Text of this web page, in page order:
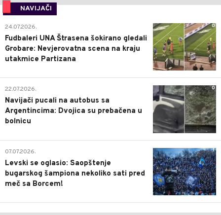
NAVIJAČI
0
24.07.2026.
Fudbaleri UNA Štrasena šokirano gledali
Grobare: Nevjerovatna scena na kraju
utakmice Partizana
0
22.07.2026.
Navijači pucali na autobus sa
Argentincima: Dvojica su prebačena u
bolnicu
1
07.07.2026.
Levski se oglasio: Saopštenje
bugarskog šampiona nekoliko sati pred
meč sa Borcem!